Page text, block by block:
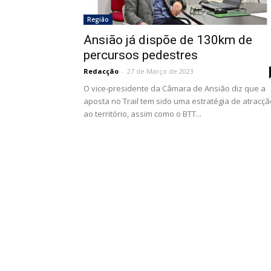
Região
Ansião já dispõe de 130km de
percursos pedestres
Redacção - 27 de Março de 2023
O vice-presidente da Câmara de Ansião diz que a
aposta no Trail tem sido uma estratégia de
ao território, assim como o BTT...